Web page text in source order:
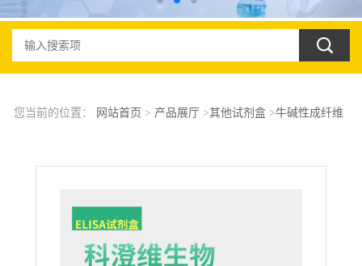
您当前的位置： 网站首页 > 产品展厅>其他试剂盒>牛碱性成纤维